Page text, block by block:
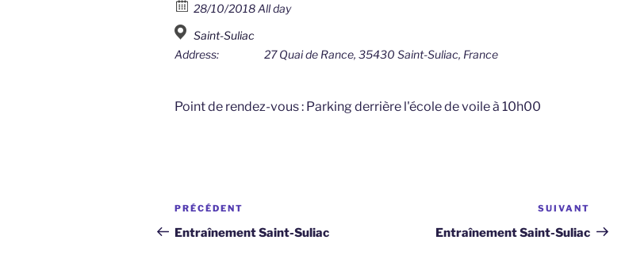
28/10/2018 All day
Saint-Suliac
Address:
27 Quai de Rance, 35430 Saint-Suliac, France
Point de rendez-vous : Parking derrière l'école de voile à 10h00
Navigation
de
Article
précédent
PRÉCÉDENT
Entraînement Saint-Suliac
suivant
SUIVANT
Entraînement Saint-Suliac